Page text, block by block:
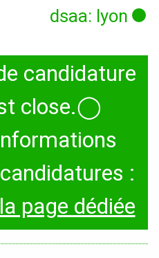
dsaa: lyon
candidature
close.◯
:
page dédiée